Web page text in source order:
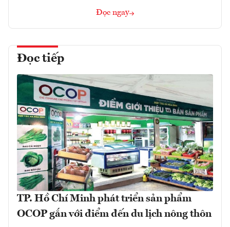
Đọc ngay
Đọc tiếp
TP. Hồ Chí Minh phát triển sản phẩm
OCOP gắn với điểm đến du lịch nông thôn